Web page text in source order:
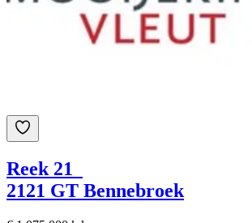
Reek 21
2121 GT Bennebroek